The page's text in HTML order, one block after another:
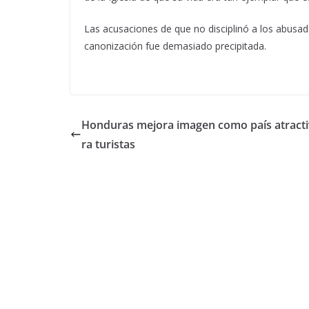
Las acusaciones de que no disciplinó a los
canonización fue demasiado precipitada.
Honduras mejora imagen como país
ra turistas